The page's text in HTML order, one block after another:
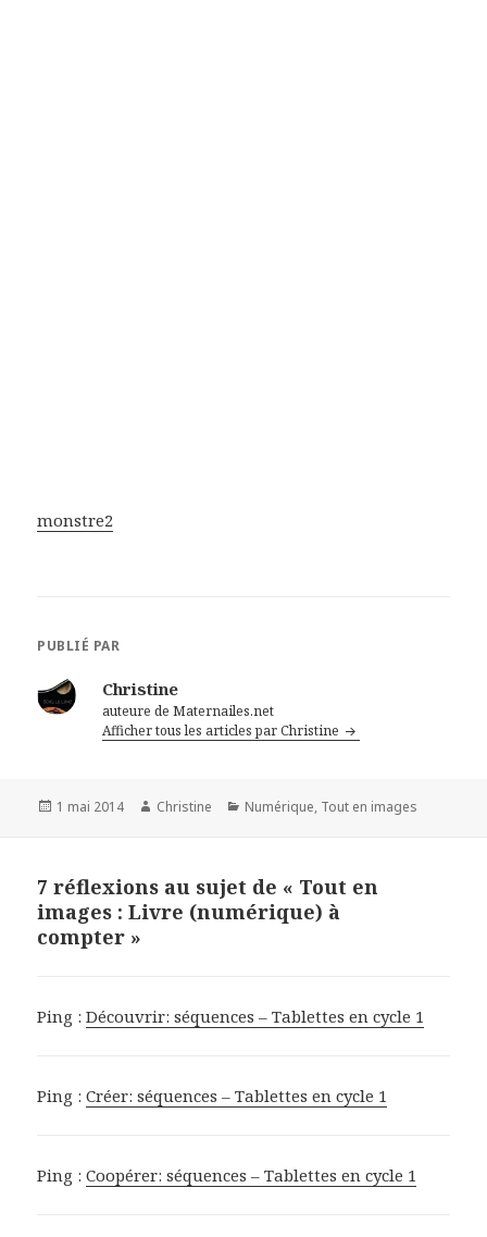
monstre2
PUBLIÉ PAR
Christine
auteure de Maternailes.net
Afficher tous les articles par Christine
Publié
1 mai 2014 Auteur
Christine Catégories
Numérique, Tout en images
7 réflexions au sujet de « Tout en
images : Livre (numérique) à
compter »
Ping :Découvrir: séquences – Tablettes en cycle 1
Ping :Créer: séquences – Tablettes en cycle 1
Ping :Coopérer: séquences – Tablettes en cycle 1